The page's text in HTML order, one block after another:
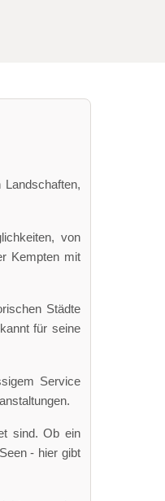
von
Kempten mit
Städte
für seine
Service
sind. Ob ein
- hier gibt